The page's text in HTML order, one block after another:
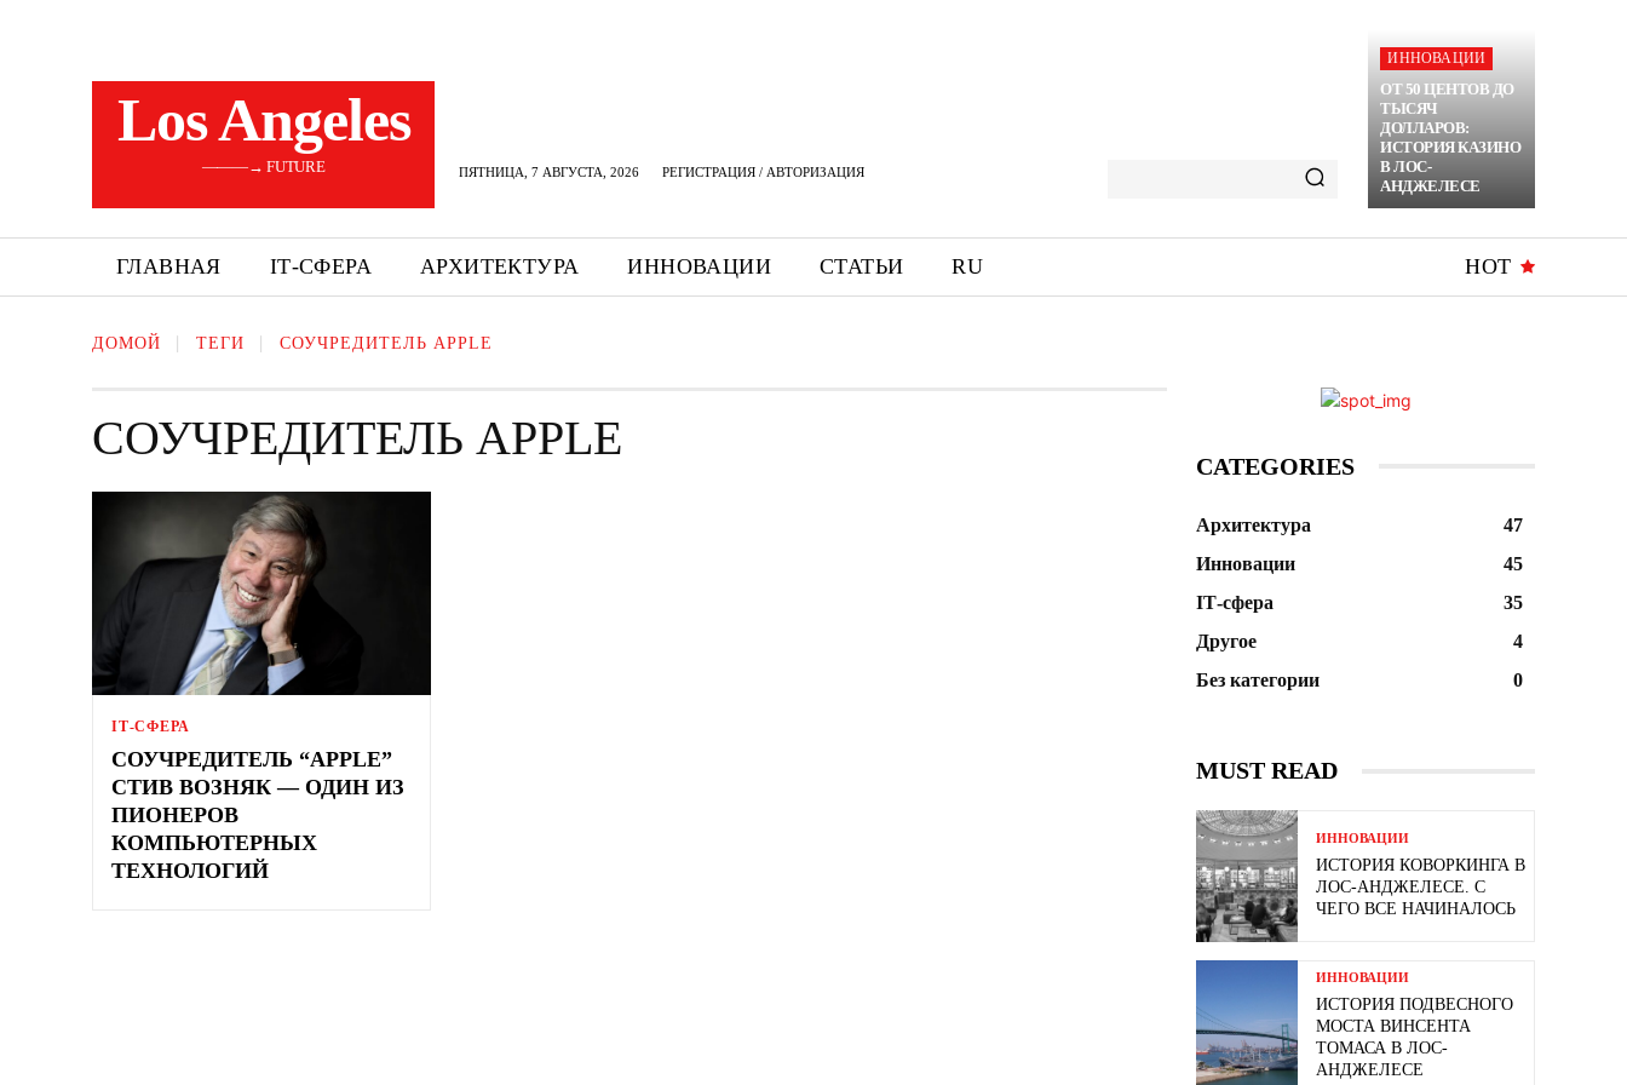
Los Angeles
———→ FUTURE ПЯТНИЦА, 7 АВГУСТА, 2026 РЕГИСТРАЦИЯ / АВТОРИЗАЦИЯ
ИННОВАЦИИ
ОТ 50 ЦЕНТОВ ДО
ТЫСЯЧ
ДОЛЛАРОВ:
ИСТОРИЯ КАЗИНО
В ЛОС-
АНДЖЕЛЕСЕ
ГЛАВНАЯ ІТ-СФЕРА АРХИТЕКТУРА ИННОВАЦИИ СТАТЬИ RU HOT
ДОМОЙ ТЕГИ СОУЧРЕДИТЕЛЬ APPLE
СОУЧРЕДИТЕЛЬ APPLE
ІТ-СФЕРА
СОУЧРЕДИТЕЛЬ “APPLE”
СТИВ ВОЗНЯК — ОДИН ИЗ
ПИОНЕРОВ
КОМПЬЮТЕРНЫХ
ТЕХНОЛОГИЙ
CATEGORIES
Архитектура
47
Инновации
45
ІТ-сфера
35
Другое
4
Без категории
0
MUST READ
ИННОВАЦИИ
ИСТОРИЯ КОВОРКИНГА В
ЛОС-АНДЖЕЛЕСЕ. С
ЧЕГО ВСЕ НАЧИНАЛОСЬ
ИННОВАЦИИ
ИСТОРИЯ ПОДВЕСНОГО
МОСТА ВИНСЕНТА
ТОМАСА В ЛОС-
АНДЖЕЛЕСЕ